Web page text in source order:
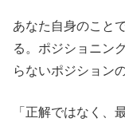
あなた自身のこと
る。ポジショニン
らないポジション
「正解ではなく、